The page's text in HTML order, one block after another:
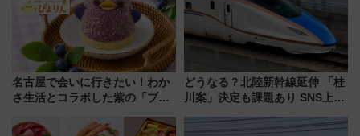
名古屋で会いに行きたい！わか
さ生活とコラボした紫の「ブル
売
どうなる？北陸新幹線延伸 「桂
川案」決定も課題あり SNS上の